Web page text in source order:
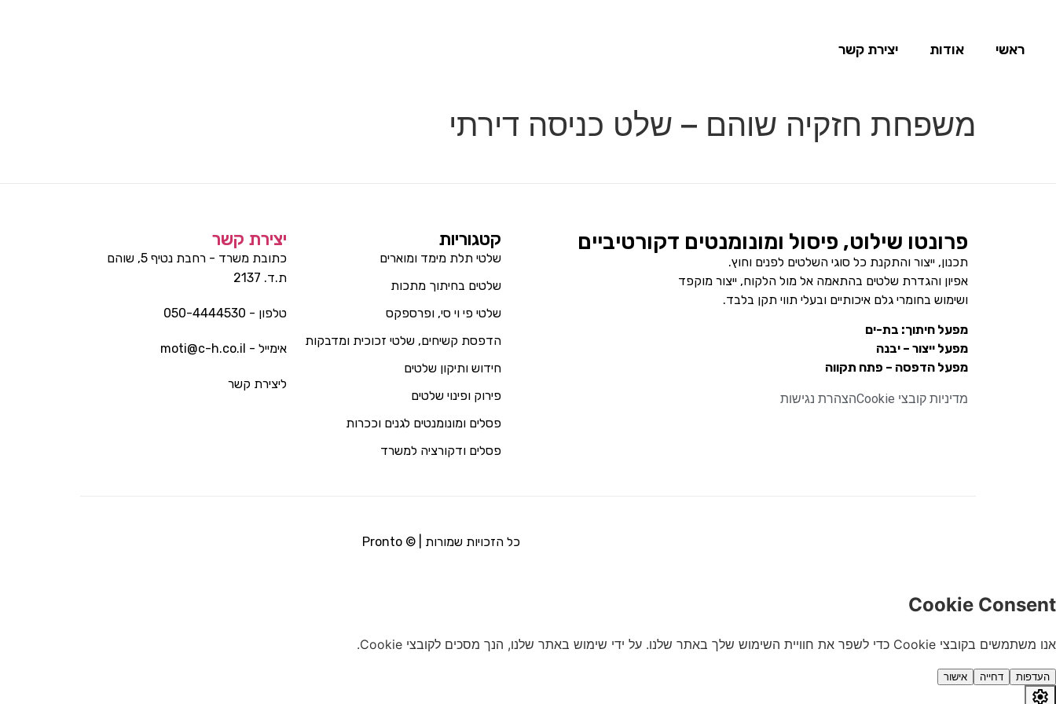
ראשי אודות יצירת קשר
משפחת חזקיה שוהם – שלט כניסה דירתי
פרונטו שילוט, פיסול ומונומנטים דקורטיביים
תכנון, ייצור והתקנת כל סוגי השלטים לפנים וחוץ.
אפיון והגדרת שלטים בהתאמה אל מול הלקוח, ייצור מוקפד
ושימוש בחומרי גלם איכותיים ובעלי תווי תקן בלבד.
מפעל חיתוך: בת-ים
מפעל ייצור – יבנה
מפעל הדפסה – פתח תקווה
מדיניות קובצי Cookie הצהרת נגישות
קטגוריות
שלטי תלת מימד ומוארים
שלטים בחיתוך מתכות
שלטי פי וי סי, ופרספקס
הדפסת קשיחים, שלטי זכוכית ומדבקות
חידוש ותיקון שלטים
פירוק ופינוי שלטים
פסלים ומונומנטים לגנים וככרות
פסלים ודקורציה למשרד
יצירת קשר
כתובת משרד - רחבת נטיף 5, שוהם
ת.ד. 2137
טלפון - 050-4444530
אימייל - moti@c-h.co.il
ליצירת קשר
כל הזכויות שמורות | © Pronto